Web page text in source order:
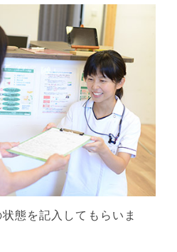
態を記入してもらいま